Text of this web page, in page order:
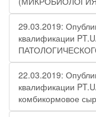
29.03.2019:
квалификации
22.03.2019:
квалификации
комбикормовое